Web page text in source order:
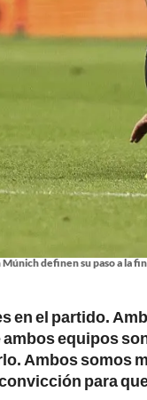
definen su paso a la
en el partido.
equipos
Ambos somos
para